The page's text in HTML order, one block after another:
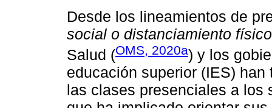
Desde los lineamientos de
social o distanciamiento físico
Salud (OMS, 2020a) y los
educación superior (IES)
las clases presenciales a los